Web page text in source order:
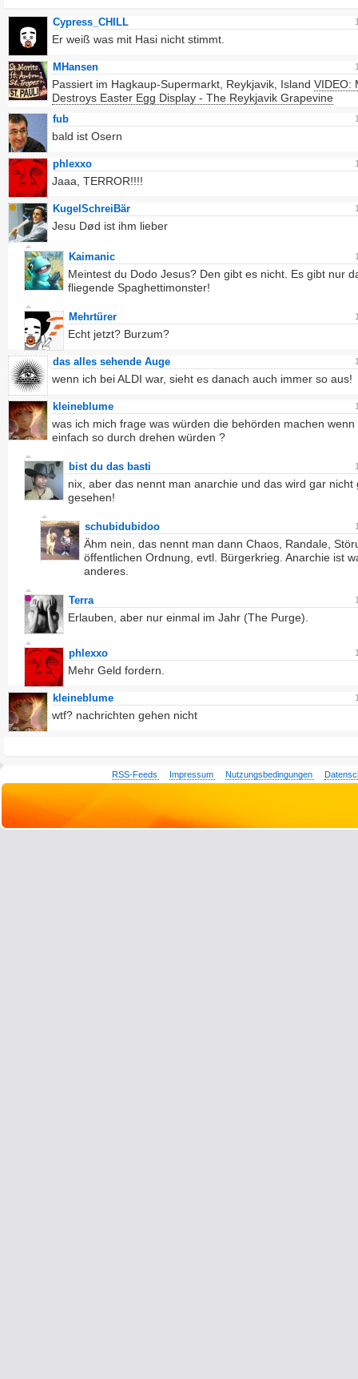
Cypress_CHILL
Er weiß was mit Hasi nicht stimmt.
MHansen
Passiert im Hagkaup-Supermarkt, Reykjavik, Island VIDEO:
Destroys Easter Egg Display - The Reykjavik Grapevine
fub
bald ist Osern
phlexxo
Jaaa, TERROR!!!!
KugelSchreiBär
Jesu Død ist ihm lieber
Kaimanic
Meintest du Dodo Jesus? Den gibt es nicht. Es gibt nur
fliegende Spaghettimonster!
Mehrtürer
Echt jetzt? Burzum?
das alles sehende Auge
wenn ich bei ALDI war, sieht es danach auch immer so aus!
kleineblume
was ich mich frage was würden die behörden machen wenn
einfach so durch drehen würden ?
bist du das basti
nix, aber das nennt man anarchie und das wird gar nicht
gesehen!
schubidubidoo
Ähm nein, das nennt man dann Chaos, Randale,
öffentlichen Ordnung, evtl. Bürgerkrieg. Anarchie ist
anderes.
Terra
Erlauben, aber nur einmal im Jahr (The Purge).
phlexxo
Mehr Geld fordern.
kleineblume
wtf? nachrichten gehen nicht
RSS-Feeds Impressum Nutzungsbedingungen